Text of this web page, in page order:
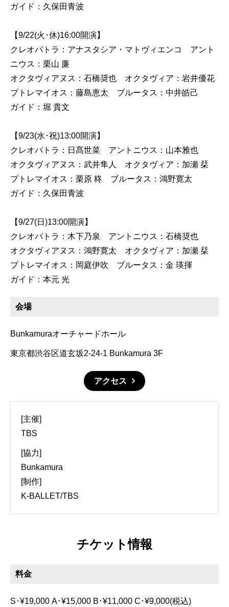
ガイド：久保田青波
【9/22(火･休)16:00開演】
クレオパトラ：アナスタシア・マトヴィエンコ アント
ニウス：栗山 廉
オクタヴィアヌス：石橋奨也 オクタヴィア：岩井優花
プトレマイオス：藤島恵太 ブルータス：中井皓己
ガイド：堀 貴文
【9/23(水･祝)13:00開演】
クレオパトラ：日髙世菜 アントニウス：山本雅也
オクタヴィアヌス：武井隼人 オクタヴィア：加瀬 栞
プトレマイオス：栗原 柊 ブルータス：鴻野寛太
ガイド：久保田青波
【9/27(日)13:00開演】
クレオパトラ：木下乃泉 アントニウス：石橋奨也
オクタヴィアヌス：鴻野寛太 オクタヴィア：加瀬 栞
プトレマイオス：岡庭伊吹 ブルータス：金 瑛揮
ガイド：本元 光
会場
Bunkamuraオーチャードホール
東京都渋谷区道玄坂2-24-1 Bunkamura 3F
アクセス
[主催]
TBS
[協力]
Bunkamura
[制作]
K-BALLET/TBS
チケット情報
料金
S･¥19,000 A･¥15,000 B･¥11,000 C･¥9,000(税込)